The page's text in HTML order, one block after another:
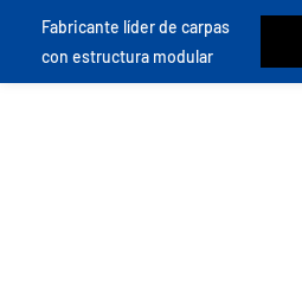
Fabricante líder de carpas
con estructura modular